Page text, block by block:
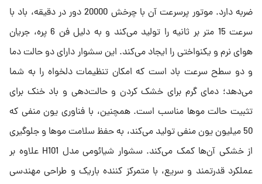
ضربه دارد. موتور پرسرعت آن با چرخش 20000 دور در دقیقه، باد با
سرعت 15 متر بر ثانیه را تولید می‌کند و به دلیل فن 6 پره، جریان
هوای نرم و یکنواختی را ایجاد می‌کند. این سشوار دارای دو حالت دما
و دو سطح سرعت باد است که امکان تنظیمات دلخواه را به شما
می‌دهد؛ دمای گرم برای خشک کردن و حالت‌دهی و باد خنک برای
تثبیت حالت موها مناسب است. همچنین، با فناوری یون منفی که
50 میلیون یون منفی تولید می‌کند، به حفظ سلامت موها و جلوگیری
از خشکی آن‌ها کمک می‌کند. سشوار شیائومی مدل H101 علاوه بر
عملکرد قدرتمند و سریع، با متمرکز کننده باریک و طراحی مهندسی